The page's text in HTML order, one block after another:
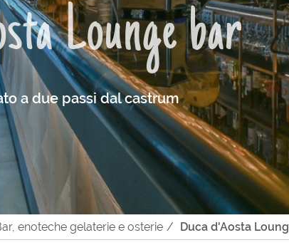
Lounge bar
a due passi dal castrum
enoteche gelaterie e osterie Duca d'Aosta